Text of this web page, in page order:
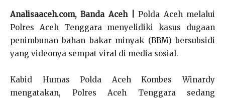
Analisaaceh.com, Banda Aceh |
Polda Aceh melalui
Polres Aceh Tenggara menyelidiki kasus dugaan
penimbunan bahan bakar minyak (BBM) bersubsidi
yang videonya sempat viral di media sosial.
Kabid Humas Polda Aceh Kombes Winardy
mengatakan, Polres Aceh Tenggara sedang